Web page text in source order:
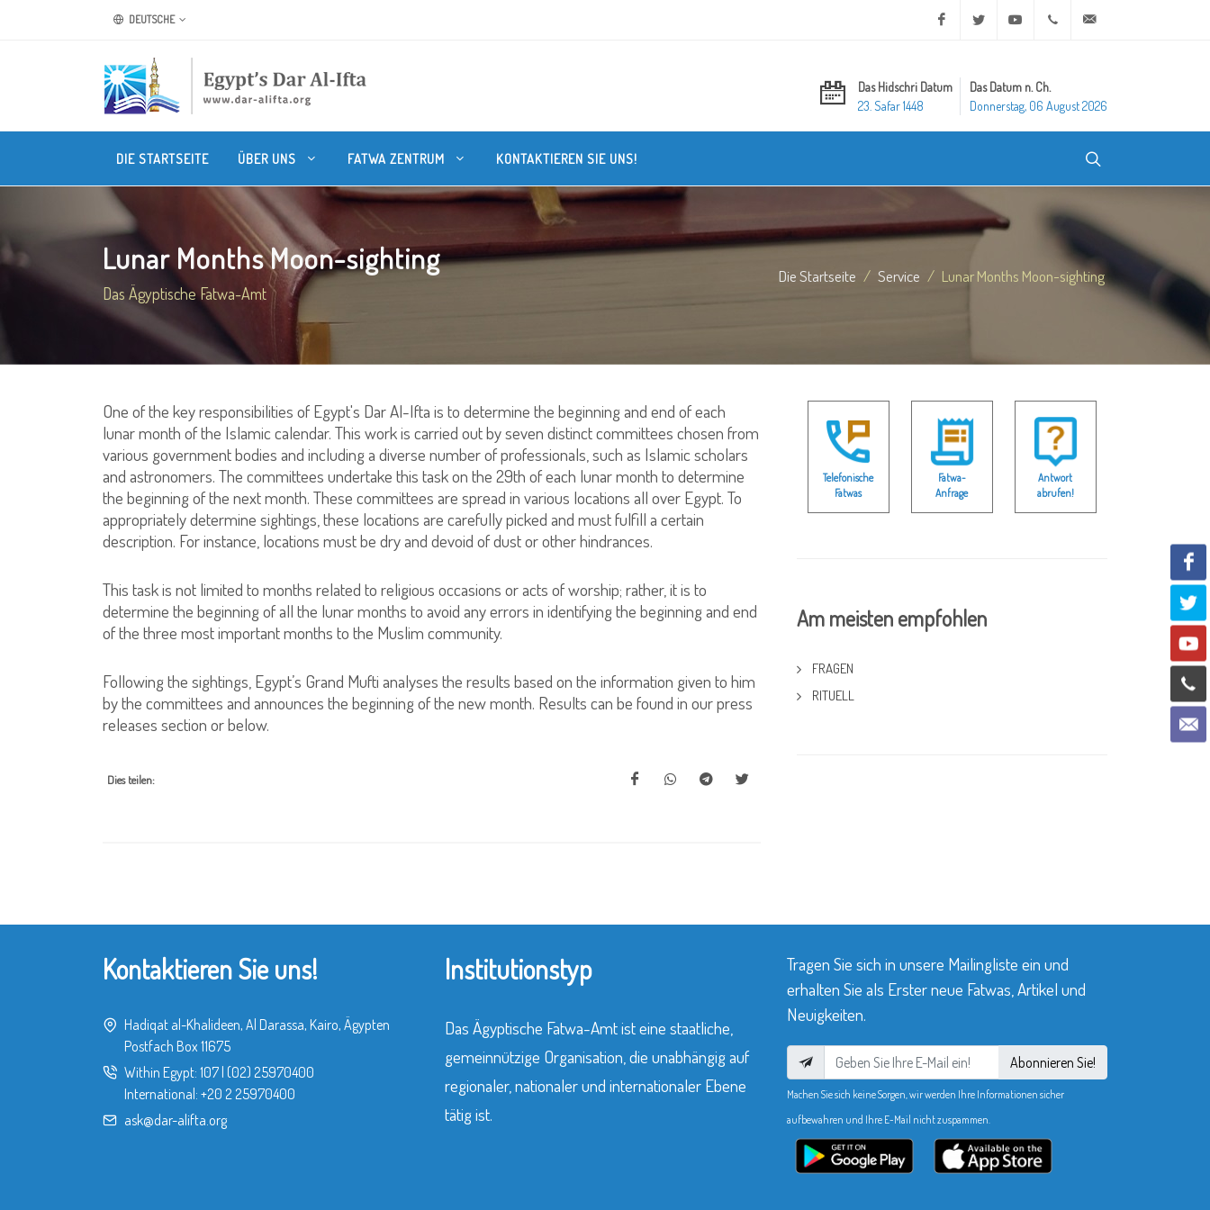
DEUTSCHE Facebook Twitter Youtube +20 2 25970400
Das Hidschri Datum
23. Safar 1448
Das Datum n. Ch.
Donnerstag, 06 August 2026
DIE STARTSEITE ÜBER UNS FATWA ZENTRUM KONTAKTIEREN SIE UNS!
Lunar Months Moon-sighting
Das Ägyptische Fatwa-Amt
Die Startseite Service Lunar Months Moon-sighting
One of the key responsibilities of Egypt's Dar Al-Ifta is to determine the beginning and end of each
lunar month of the Islamic calendar. This work is carried out by seven distinct committees chosen from
various government bodies and including a diverse number of professionals, such as Islamic scholars
and astronomers. The committees undertake this task on the 29th of each lunar month to determine
the beginning of the next month. These committees are spread in various locations all over Egypt. To
appropriately determine sightings, these locations are carefully picked and must fulfill a certain
description. For instance, locations must be dry and devoid of dust or other hindrances.
This task is not limited to months related to religious occasions or acts of worship; rather, it is to
determine the beginning of all the lunar months to avoid any errors in identifying the beginning and end
of the three most important months to the Muslim community.
Following the sightings, Egypt’s Grand Mufti analyses the results based on the information given to him
by the committees and announces the beginning of the new month. Results can be found in our press
releases section or below.
Dies teilen:
Telefonische
Fatwas
Fatwa-
Anfrage
Antwort
abrufen!
Am meisten empfohlen
FRAGEN
RITUELL
Kontaktieren Sie uns!
Hadiqat al-Khalideen, Al Darassa, Kairo, Ägypten
Postfach Box 11675
Within Egypt: 107 (02) 25970400
International: +20 2 25970400
ask@dar-alifta.org
Institutionstyp
Das Ägyptische Fatwa-Amt ist eine staatliche,
gemeinnützige Organisation, die unabhängig auf
regionaler, nationaler und internationaler Ebene
tätig ist.
Tragen Sie sich in unsere Mailingliste ein und
erhalten Sie als Erster neue Fatwas, Artikel und
Neuigkeiten.
Abonnieren Sie!
Machen Sie sich keine Sorgen, wir werden Ihre Informationen sicher
aufbewahren und Ihre E-Mail nicht zuspammen.